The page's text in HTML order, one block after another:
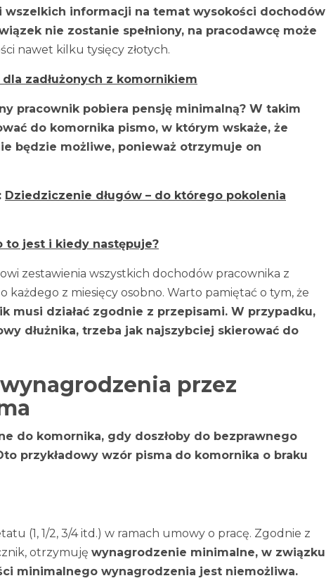
wszelkich informacji na temat wysokości dochodów
nie zostanie spełniony, na pracodawcę może
nawet kilku tysięcy złotych.
zadłużonych z komornikiem
pracownik pobiera pensję minimalną? W takim
do komornika pismo, w którym wskaże, że
będzie możliwe, ponieważ otrzymuje on
Dziedziczenie długów – do którego pokolenia
to jest i kiedy następuje?
zestawienia wszystkich dochodów pracownika z
każdego z miesięcy osobno. Warto pamiętać o tym, że
musi działać zgodnie z przepisami. W przypadku,
dłużnika, trzeba jak najszybciej skierować do
przez
do komornika, gdy doszłoby do bezprawnego
przykładowy wzór pisma do komornika o braku
(1, 1/2, 3/4 itd.) w ramach umowy o pracę. Zgodnie z
otrzymuję wynagrodzenie minimalne, w związku
minimalnego wynagrodzenia jest niemożliwa.